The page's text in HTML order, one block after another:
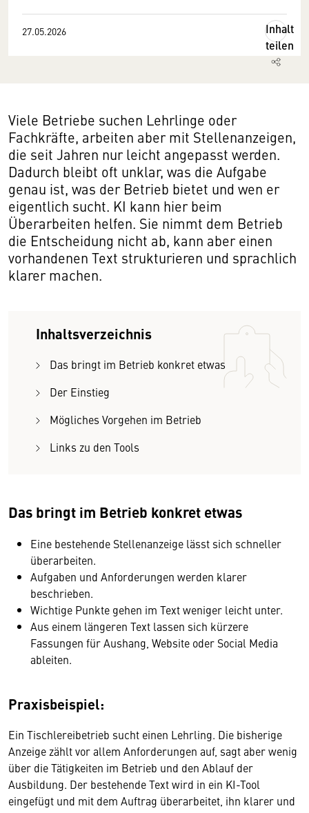
27.05.2026
Inhalt
teilen
Viele Betriebe suchen Lehrlinge oder
Fachkräfte, arbeiten aber mit Stellenanzeigen,
die seit Jahren nur leicht angepasst werden.
Dadurch bleibt oft unklar, was die Aufgabe
genau ist, was der Betrieb bietet und wen er
eigentlich sucht. KI kann hier beim
Überarbeiten helfen. Sie nimmt dem Betrieb
die Entscheidung nicht ab, kann aber einen
vorhandenen Text strukturieren und sprachlich
klarer machen.
Inhaltsverzeichnis
Das bringt im Betrieb konkret etwas
Der Einstieg
Mögliches Vorgehen im Betrieb
Links zu den Tools
Das bringt im Betrieb konkret etwas
Eine bestehende Stellenanzeige lässt sich schneller
überarbeiten.
Aufgaben und Anforderungen werden klarer
beschrieben.
Wichtige Punkte gehen im Text weniger leicht unter.
Aus einem längeren Text lassen sich kürzere
Fassungen für Aushang, Website oder Social Media
ableiten.
Praxisbeispiel:
Ein Tischlereibetrieb sucht einen Lehrling. Die bisherige
Anzeige zählt vor allem Anforderungen auf, sagt aber wenig
über die Tätigkeiten im Betrieb und den Ablauf der
Ausbildung. Der bestehende Text wird in ein KI-Tool
eingefügt und mit dem Auftrag überarbeitet, ihn klarer und